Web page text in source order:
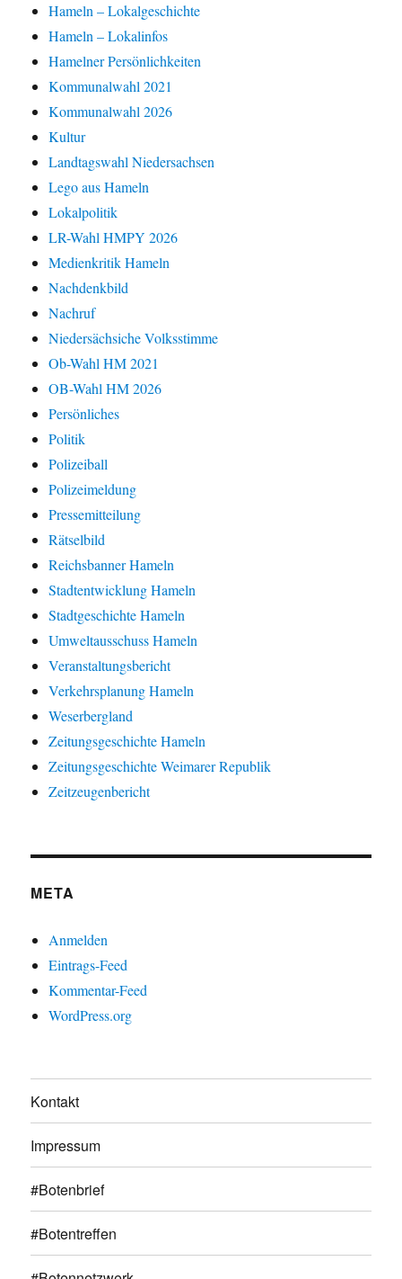
Hameln – Lokalgeschichte
Hameln – Lokalinfos
Hamelner Persönlichkeiten
Kommunalwahl 2021
Kommunalwahl 2026
Kultur
Landtagswahl Niedersachsen
Lego aus Hameln
Lokalpolitik
LR-Wahl HMPY 2026
Medienkritik Hameln
Nachdenkbild
Nachruf
Niedersächsiche Volksstimme
Ob-Wahl HM 2021
OB-Wahl HM 2026
Persönliches
Politik
Polizeiball
Polizeimeldung
Pressemitteilung
Rätselbild
Reichsbanner Hameln
Stadtentwicklung Hameln
Stadtgeschichte Hameln
Umweltausschuss Hameln
Veranstaltungsbericht
Verkehrsplanung Hameln
Weserbergland
Zeitungsgeschichte Hameln
Zeitungsgeschichte Weimarer Republik
Zeitzeugenbericht
META
Anmelden
Eintrags-Feed
Kommentar-Feed
WordPress.org
Kontakt
Impressum
#Botenbrief
#Botentreffen